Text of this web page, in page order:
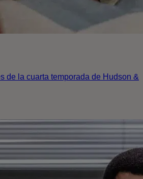
de la cuarta temporada de Hudson &